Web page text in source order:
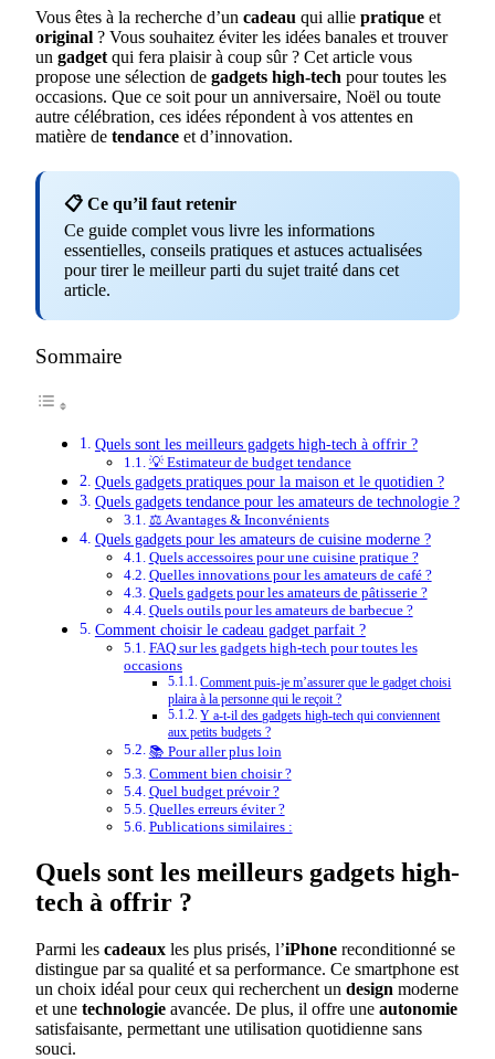
Vous êtes à la recherche d’un cadeau qui allie pratique et
original ? Vous souhaitez éviter les idées banales et trouver
un gadget qui fera plaisir à coup sûr ? Cet article vous
propose une sélection de gadgets high-tech pour toutes les
occasions. Que ce soit pour un anniversaire, Noël ou toute
autre célébration, ces idées répondent à vos attentes en
matière de tendance et d’innovation.
📋 Ce qu’il faut retenir
Ce guide complet vous livre les informations
essentielles, conseils pratiques et astuces actualisées
pour tirer le meilleur parti du sujet traité dans cet
article.
Sommaire
Quels sont les meilleurs gadgets high-tech à offrir ?
💡 Estimateur de budget tendance
Quels gadgets pratiques pour la maison et le quotidien ?
Quels gadgets tendance pour les amateurs de technologie ?
⚖️ Avantages & Inconvénients
Quels gadgets pour les amateurs de cuisine moderne ?
Quels accessoires pour une cuisine pratique ?
Quelles innovations pour les amateurs de café ?
Quels gadgets pour les amateurs de pâtisserie ?
Quels outils pour les amateurs de barbecue ?
Comment choisir le cadeau gadget parfait ?
FAQ sur les gadgets high-tech pour toutes les
occasions
Comment puis-je m’assurer que le gadget choisi
plaira à la personne qui le reçoit ?
Y a-t-il des gadgets high-tech qui conviennent
aux petits budgets ?
📚 Pour aller plus loin
Comment bien choisir ?
Quel budget prévoir ?
Quelles erreurs éviter ?
Publications similaires :
Quels sont les meilleurs gadgets high-
tech à offrir ?
Parmi les cadeaux les plus prisés, l’iPhone reconditionné se
distingue par sa qualité et sa performance. Ce smartphone est
un choix idéal pour ceux qui recherchent un design moderne
et une technologie avancée. De plus, il offre une autonomie
satisfaisante, permettant une utilisation quotidienne sans
souci.